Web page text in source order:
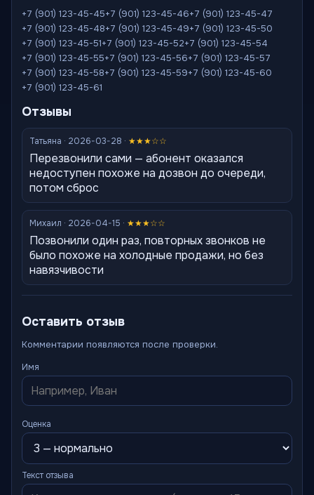
+7 (901) 123-45-45+7 (901) 123-45-46+7 (901) 123-45-47
+7 (901) 123-45-48+7 (901) 123-45-49+7 (901) 123-45-50
+7 (901) 123-45-51+7 (901) 123-45-52+7 (901) 123-45-54
+7 (901) 123-45-55+7 (901) 123-45-56+7 (901) 123-45-57
+7 (901) 123-45-58+7 (901) 123-45-59+7 (901) 123-45-60
+7 (901) 123-45-61
Отзывы
Татьяна · 2026-03-28 · ★★★☆☆
Перезвонили сами — абонент оказался
недоступен похоже на дозвон до очереди,
потом сброс
Михаил · 2026-04-15 · ★★★☆☆
Позвонили один раз, повторных звонков не
было похоже на холодные продажи, но без
навязчивости
Оставить отзыв
Комментарии появляются после проверки.
Имя
Оценка
Текст отзыва